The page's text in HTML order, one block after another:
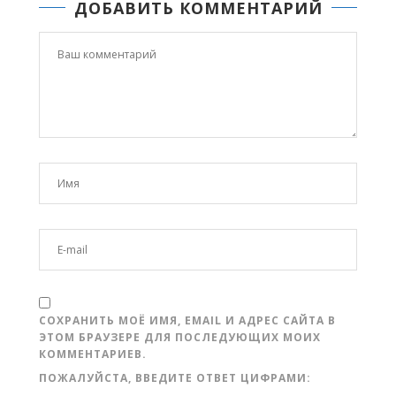
ДОБАВИТЬ КОММЕНТАРИЙ
СОХРАНИТЬ МОЁ ИМЯ, EMAIL И АДРЕС САЙТА В
ЭТОМ БРАУЗЕРЕ ДЛЯ ПОСЛЕДУЮЩИХ МОИХ
КОММЕНТАРИЕВ.
ПОЖАЛУЙСТА, ВВЕДИТЕ ОТВЕТ ЦИФРАМИ: